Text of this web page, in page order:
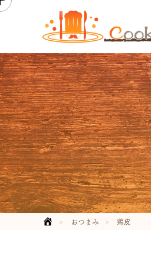
おつまみ 鶏皮